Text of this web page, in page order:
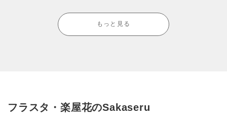
もっと見る
フラスタ・楽屋花のSakaseru